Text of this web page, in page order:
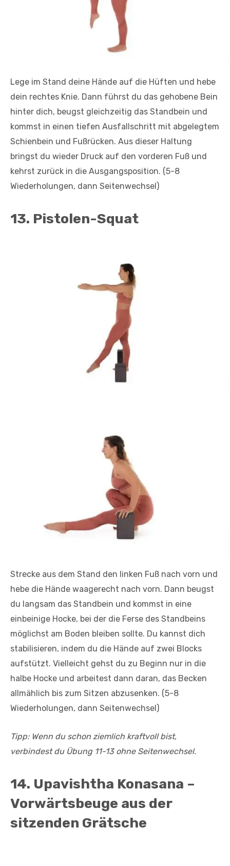
Lege im Stand deine Hände auf die Hüften und hebe
dein rechtes Knie. Dann führst du das gehobene Bein
hinter dich, beugst gleichzeitig das Standbein und
kommst in einen tiefen Ausfallschritt mit abgelegtem
Schienbein und Fußrücken. Aus dieser Haltung
bringst du wieder Druck auf den vorderen Fuß und
kehrst zurück in die Ausgangsposition. (5-8
Wiederholungen, dann Seitenwechsel)
13. Pistolen-Squat
Strecke aus dem Stand den linken Fuß nach vorn und
hebe die Hände waagerecht nach vorn. Dann beugst
du langsam das Standbein und kommst in eine
einbeinige Hocke, bei der die Ferse des Standbeins
möglichst am Boden bleiben sollte. Du kannst dich
stabilisieren, indem du die Hände auf zwei Blocks
aufstützt. Vielleicht gehst du zu Beginn nur in die
halbe Hocke und arbeitest dann daran, das Becken
allmählich bis zum Sitzen abzusenken. (5-8
Wiederholungen, dann Seitenwechsel)
Tipp: Wenn du schon ziemlich kraftvoll bist,
verbindest du Übung 11-13 ohne Seitenwechsel.
14. Upavishtha Konasana –
Vorwärtsbeuge aus der
sitzenden Grätsche